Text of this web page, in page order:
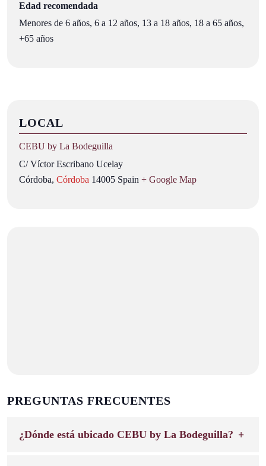
Edad recomendada
Menores de 6 años, 6 a 12 años, 13 a 18 años, 18 a 65 años,
+65 años
LOCAL
CEBU by La Bodeguilla
C/ Víctor Escribano Ucelay
Córdoba, Córdoba 14005 Spain + Google Map
PREGUNTAS FRECUENTES
¿Dónde está ubicado CEBU by La Bodeguilla?